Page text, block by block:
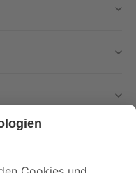
mehr verpassen!